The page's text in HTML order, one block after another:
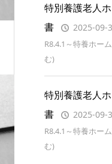
特別養護老人
書
2025-09-
R8.4.1～特養ホー
む)
特別養護老人
書
2025-09-
R8.4.1～特養ホー
む)